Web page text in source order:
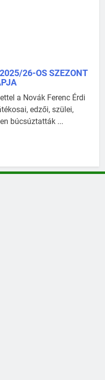
26-OS SZEZONT
a Novák Ferenc Érdi
edzői, szülei,
búcsúztatták ...